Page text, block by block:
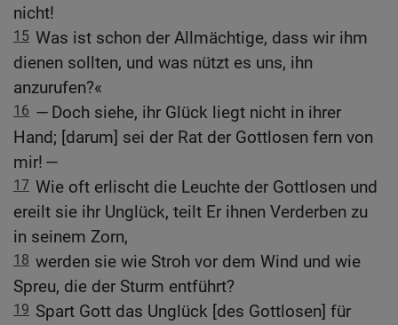
nicht!
15 Was ist schon der Allmächtige, dass wir ihm
dienen sollten, und was nützt es uns, ihn
anzurufen?«
16 — Doch siehe, ihr Glück liegt nicht in ihrer
Hand; [darum] sei der Rat der Gottlosen fern von
mir! —
17 Wie oft erlischt die Leuchte der Gottlosen und
ereilt sie ihr Unglück, teilt Er ihnen Verderben zu
in seinem Zorn,
18 werden sie wie Stroh vor dem Wind und wie
Spreu, die der Sturm entführt?
19 Spart Gott das Unglück [des Gottlosen] für